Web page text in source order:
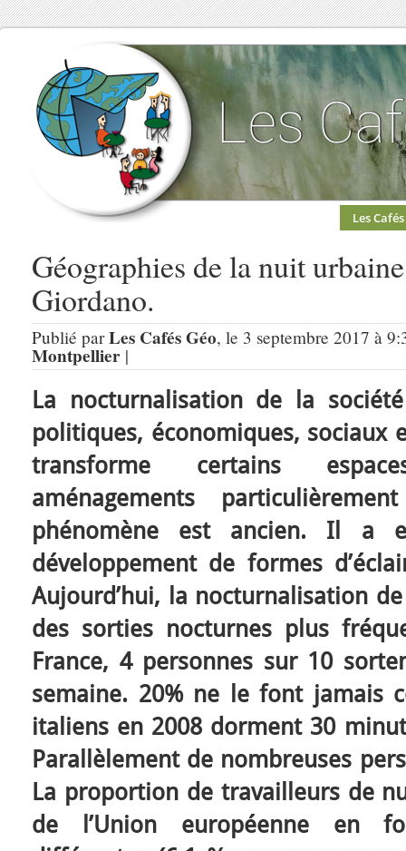
Les Cafés
Géographies de la nuit
Giordano.
Publié parLes Cafés Géo, le 3 septembre 2017 à
Montpellier |
La nocturnalisation de la
politiques, économiques, sociaux
transforme certains
aménagements
phénomène est ancien. Il a
développement de formes
Aujourd’hui, la nocturnalisation
des sorties nocturnes plus
France, 4 personnes sur 10
semaine. 20% ne le font jamais
italiens en 2008 dorment 30
Parallèlement de nombreuses
La proportion de travailleurs de
de l’Union européenne en